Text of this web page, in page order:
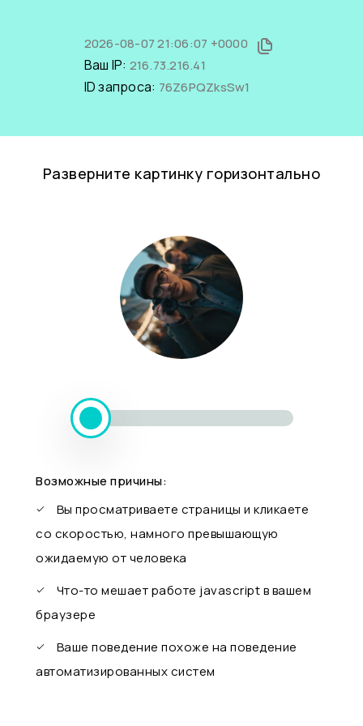
2026-08-07 21:06:07 +0000
Ваш IP: 216.73.216.41
ID запроса: 76Z6PQZksSw1
Разверните картинку горизонтально
Возможные причины:
Вы просматриваете страницы и кликаете
со скоростью, намного превышающую
ожидаемую от человека
Что-то мешает работе javascript в вашем
браузере
Ваше поведение похоже на поведение
автоматизированных систем